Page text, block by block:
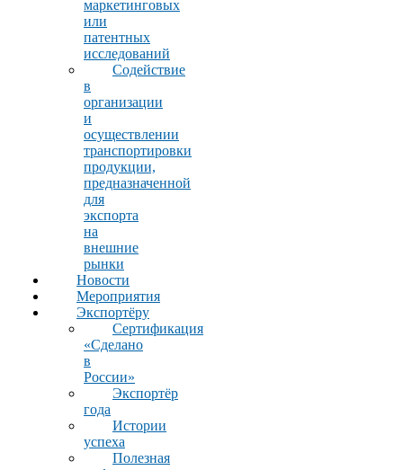
маркетинговых
или
патентных
исследований
Содействие
в
организации
и
осуществлении
транспортировки
продукции,
предназначенной
для
экспорта
на
внешние
рынки
Новости
Мероприятия
Экспортёру
Сертификация
«Сделано
в
России»
Экспортёр
года
Истории
успеха
Полезная